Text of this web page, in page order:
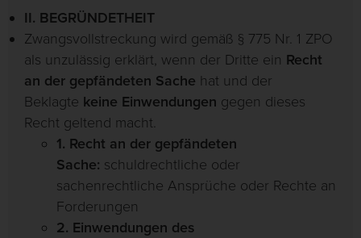
II. BEGRÜNDETHEIT
Zwangsvollstreckung wird gemäß § 775 Nr. 1 ZPO
als unzulässig erklärt, wenn der Dritte ein Recht
an der gepfändeten Sache hat und der
Beklagte keine Einwendungen gegen dieses
Recht geltend macht.
1. Recht an der gepfändeten
Sache: schuldrechtliche oder
sachenrechtliche Ansprüche oder Rechte an
Forderungen
2. Einwendungen des